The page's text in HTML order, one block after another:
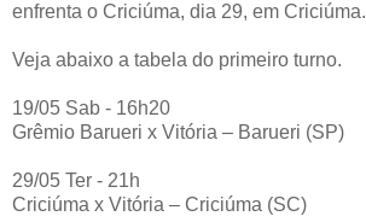
enfrenta o Criciúma, dia 29, em Criciúma.
Veja abaixo a tabela do primeiro turno.
19/05 Sab - 16h20
Grêmio Barueri x Vitória – Barueri (SP)
29/05 Ter - 21h
Criciúma x Vitória – Criciúma (SC)